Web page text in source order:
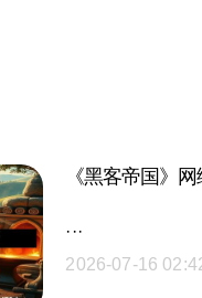
《黑客帝国》
···
2026-07-16